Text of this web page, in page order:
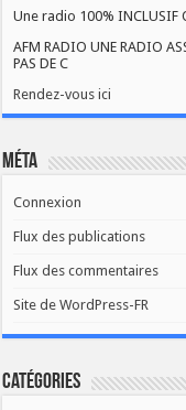
Une radio 100% INCLUSIF
AFM RADIO UNE RADIO
PAS DE C
Rendez-vous ici
Méta
Connexion
Flux des publications
Flux des commentaires
Site de WordPress-FR
Catégories